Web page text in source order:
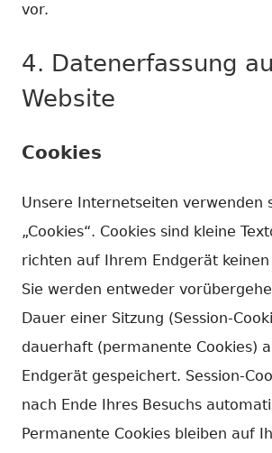
vor.
4. Datenerfassung
Website
Cookies
Unsere Internetseiten verwenden
„Cookies“. Cookies sind kleine
richten auf Ihrem Endgerät keinen
Sie werden entweder
Dauer einer Sitzung (Session-
dauerhaft (permanente Cookies)
Endgerät gespeichert. Session-
nach Ende Ihres Besuchs
Permanente Cookies bleiben auf